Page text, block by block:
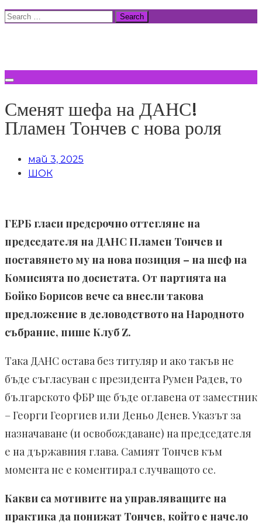
Skip
Search
Сменят шефа на ДАНС!
Пламен Тончев с нова роля
май 3, 2025
ШОК
ГЕРБ гласи предсрочно оттегляне на
председателя на ДАНС Пламен Тончев и
поставянето му на нова позиция – на шеф на
Комисията по досиетата. От партията на
Бойко Борисов вече са внесли такова
предложение в деловодството на Народното
събрание, пише Клуб Z.
Така ДАНС остава без титуляр и ако такъв не
бъде съгласуван с президента Румен Радев, то
българското ФБР ще бъде оглавена от заместник
– Георги Георгиев или Деньо Денев. Указът за
назначаване (и освобождаване) на председателя
е на държавния глава. Самият Тончев към
момента не е коментирал случващото се.
Какви са мотивите на управляващите на
практика да понижат Тончев, който е начело